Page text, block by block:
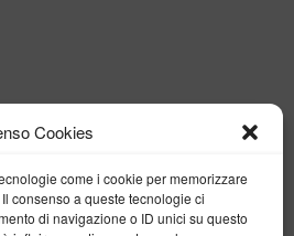
Cookies
come i cookie per memorizzare
consenso a queste tecnologie ci
di navigazione o ID unici su questo